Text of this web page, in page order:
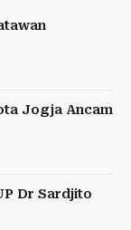
Jogja Ancam
Dr Sardjito